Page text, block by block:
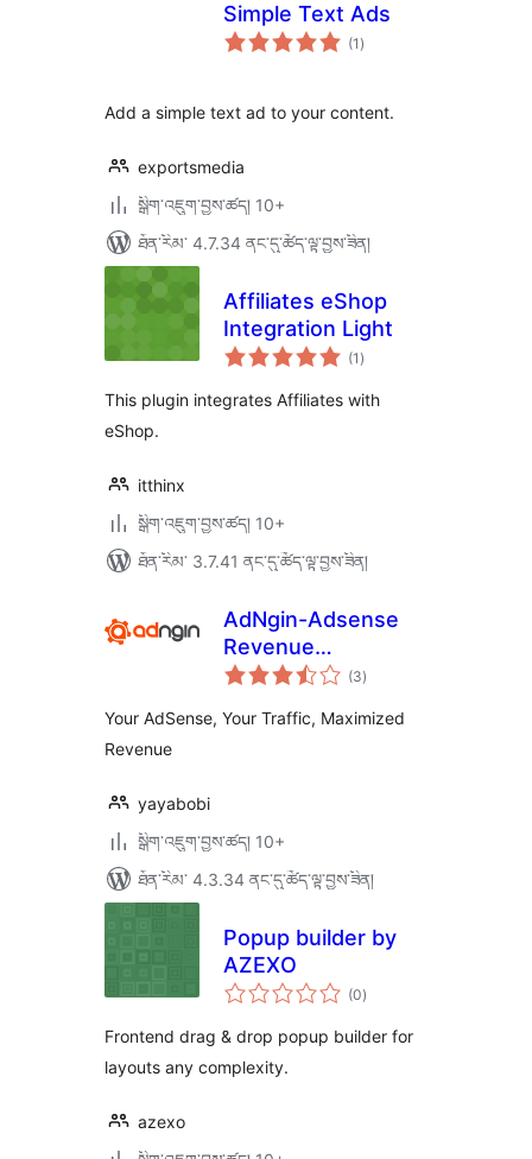
Simple Text Ads
(1 གདེང་
འཇོག་
)
Add a simple text ad to your content.
exportsmedia
སྒྲིག་འཇུག་བྱས་ཚད། 10+
ཐོན་རིམ་ 4.7.34 ནང་དུ་ཚོད་ལྟ་བྱས་ཟིན།
Affiliates eShop
Integration Light
(1 གདེང་
འཇོག་
ཚང་།
)
This plugin integrates Affiliates with
eShop.
itthinx
སྒྲིག་འཇུག་བྱས་ཚད། 10+
ཐོན་རིམ་ 3.7.41 ནང་དུ་ཚོད་ལྟ་བྱས་ཟིན།
AdNgin-Adsense
Revenue
Optimization(3གདེང་
འཇོག་
ཚང་།
)
Your AdSense, Your Traffic, Maximized
Revenue
yayabobi
སྒྲིག་འཇུག་བྱས་ཚད། 10+
ཐོན་རིམ་ 4.3.34 ནང་དུ་ཚོད་ལྟ་བྱས་ཟིན།
Popup builder by
AZEXO
(0གདེང་
འཇོག་
ཚང་།
)
Frontend drag & drop popup builder for
layouts any complexity.
azexo